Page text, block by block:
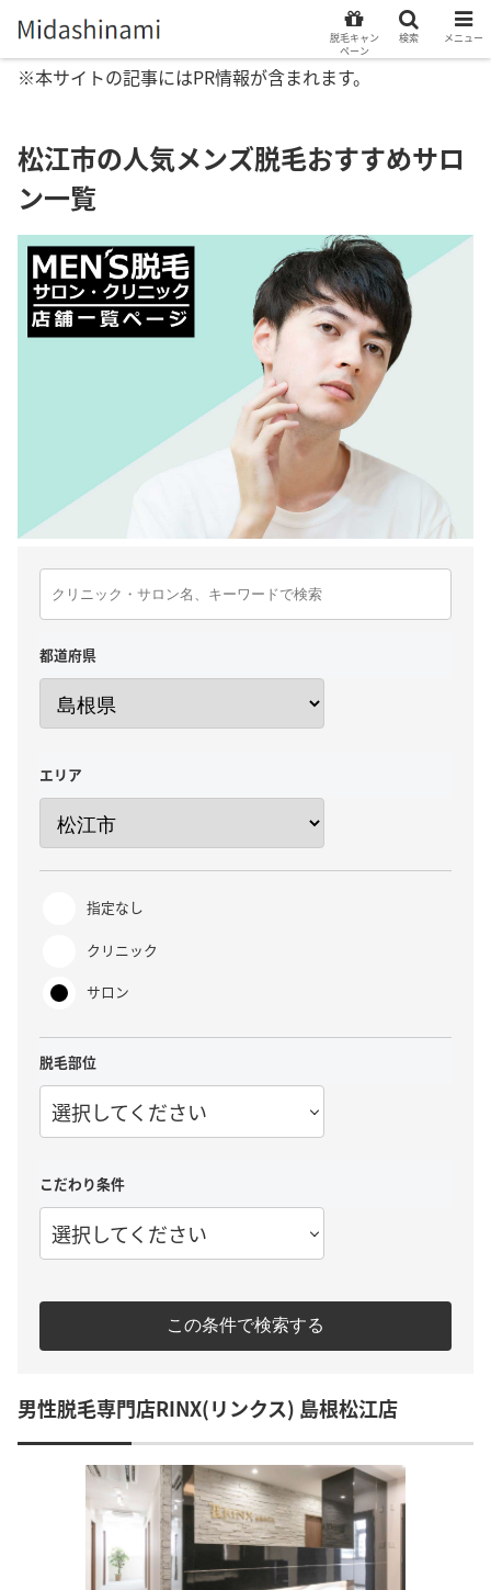
※本サイトの記事にはPR情報が含まれます。
松江市の人気メンズ脱毛おすすめサロ
ン一覧
都道府県
エリア
指定なし
クリニック
サロン
脱毛部位
選択してください
こだわり条件
選択してください
この条件で検索する
男性脱毛専門店RINX(リンクス) 島根松江店
脱毛キャン
ペーン
検索 メニュー